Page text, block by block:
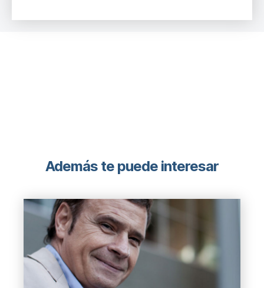
Además te puede interesar